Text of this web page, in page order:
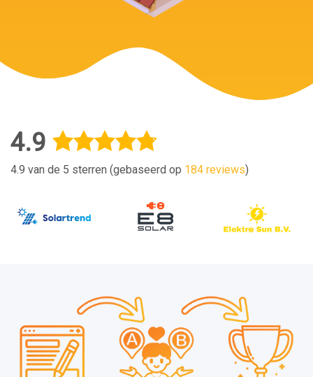
4.9
4.9 van de 5 sterren (gebaseerd op 184 reviews)